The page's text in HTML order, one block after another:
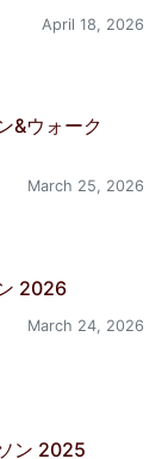
April 18, 2026
&ウォーク
March 25, 2026
2026
March 24, 2026
ン 2025